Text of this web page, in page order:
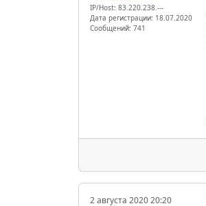
IP/Host: 83.220.238.---
Дата регистрации: 18.07.2020
Сообщений: 741
2 августа 2020 20:20